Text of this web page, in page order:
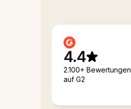
4.4
2.100+ Bewertungen
auf G2